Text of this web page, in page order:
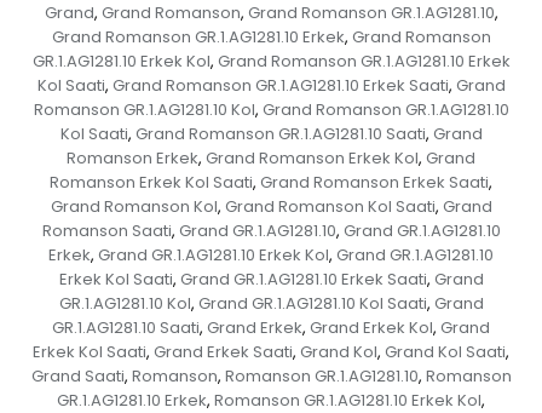
Grand, Grand Romanson, Grand Romanson GR.1.AG1281.10,
Grand Romanson GR.1.AG1281.10 Erkek, Grand Romanson
GR.1.AG1281.10 Erkek Kol, Grand Romanson GR.1.AG1281.10 Erkek
Kol Saati, Grand Romanson GR.1.AG1281.10 Erkek Saati, Grand
Romanson GR.1.AG1281.10 Kol, Grand Romanson GR.1.AG1281.10
Kol Saati, Grand Romanson GR.1.AG1281.10 Saati, Grand
Romanson Erkek, Grand Romanson Erkek Kol, Grand
Romanson Erkek Kol Saati, Grand Romanson Erkek Saati,
Grand Romanson Kol, Grand Romanson Kol Saati, Grand
Romanson Saati, Grand GR.1.AG1281.10, Grand GR.1.AG1281.10
Erkek, Grand GR.1.AG1281.10 Erkek Kol, Grand GR.1.AG1281.10
Erkek Kol Saati, Grand GR.1.AG1281.10 Erkek Saati, Grand
GR.1.AG1281.10 Kol, Grand GR.1.AG1281.10 Kol Saati, Grand
GR.1.AG1281.10 Saati, Grand Erkek, Grand Erkek Kol, Grand
Erkek Kol Saati, Grand Erkek Saati, Grand Kol, Grand Kol Saati,
Grand Saati, Romanson, Romanson GR.1.AG1281.10, Romanson
GR.1.AG1281.10 Erkek, Romanson GR.1.AG1281.10 Erkek Kol,